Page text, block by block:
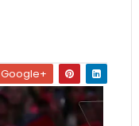
Google+